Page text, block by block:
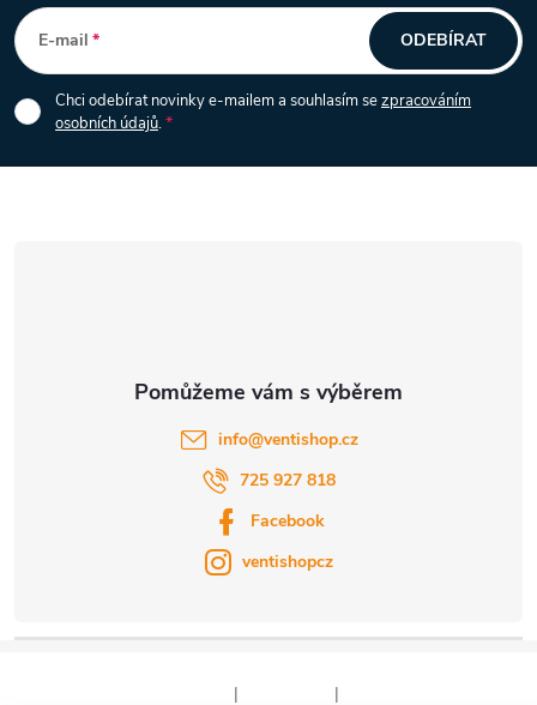
p
i
s
u
á
p
a
E-mail
Chci odebírat novinky e-mailem a souhlasím sezpracováním
osobních údajů.
ODEBÍRAT
info@ventishop.cz
725 927 818
Facebook
ventishopcz
| |